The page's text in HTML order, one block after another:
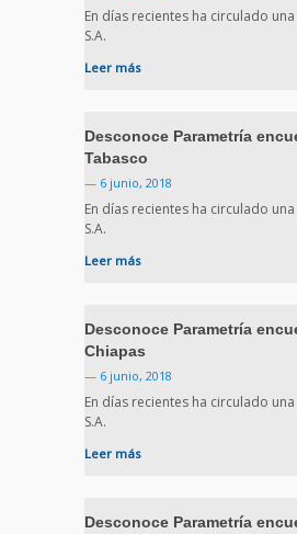
En días recientes ha circulado
S.A.
Leer más
Desconoce Parametría
Tabasco
— 6 junio, 2018
En días recientes ha circulado
S.A.
Leer más
Desconoce Parametría
Chiapas
— 6 junio, 2018
En días recientes ha circulado
S.A.
Leer más
Desconoce Parametría